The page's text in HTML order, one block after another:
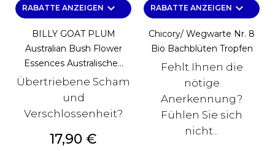
RABATTE ANZEIGEN keyboard_arrow_down
BILLY GOAT PLUM
Australian Bush Flower
Essences Australische...
Übertriebene Scham
und
Verschlossenheit?
Preis
17,90 €
RABATTE ANZEIGEN keyboard_arrow_down
Chicory/ Wegwarte Nr. 8
Bio Bachblüten Tropfen
Fehlt Ihnen die
nötige
Anerkennung?
Fühlen Sie sich
nicht...